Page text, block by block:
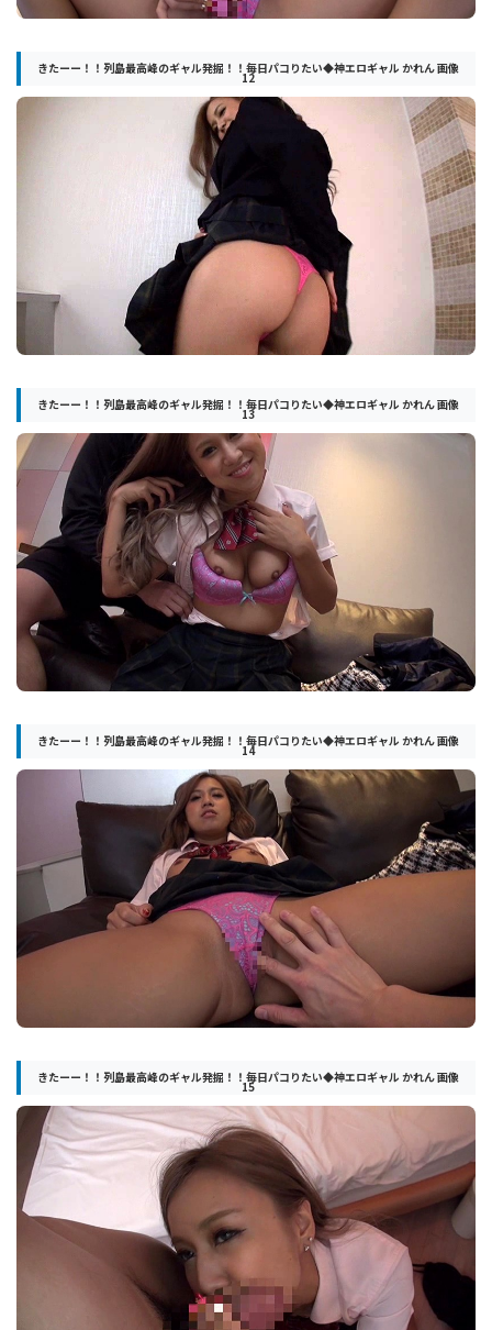
きたーー！！列島最高峰のギャル発掘！！毎日パコりたい◆神エロギャル かれん 画像
12
きたーー！！列島最高峰のギャル発掘！！毎日パコりたい◆神エロギャル かれん 画像
13
きたーー！！列島最高峰のギャル発掘！！毎日パコりたい◆神エロギャル かれん 画像
14
きたーー！！列島最高峰のギャル発掘！！毎日パコりたい◆神エロギャル かれん 画像
15